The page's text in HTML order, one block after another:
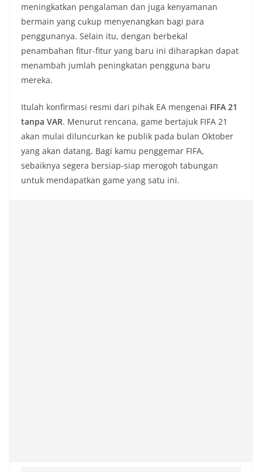
meningkatkan pengalaman dan juga kenyamanan
bermain yang cukup menyenangkan bagi para
penggunanya. Selain itu, dengan berbekal
penambahan fitur-fitur yang baru ini diharapkan dapat
menambah jumlah peningkatan pengguna baru
mereka.
Itulah konfirmasi resmi dari pihak EA mengenai FIFA 21
tanpa VAR. Menurut rencana, game bertajuk FIFA 21
akan mulai diluncurkan ke publik pada bulan Oktober
yang akan datang. Bagi kamu penggemar FIFA,
sebaiknya segera bersiap-siap merogoh tabungan
untuk mendapatkan game yang satu ini.